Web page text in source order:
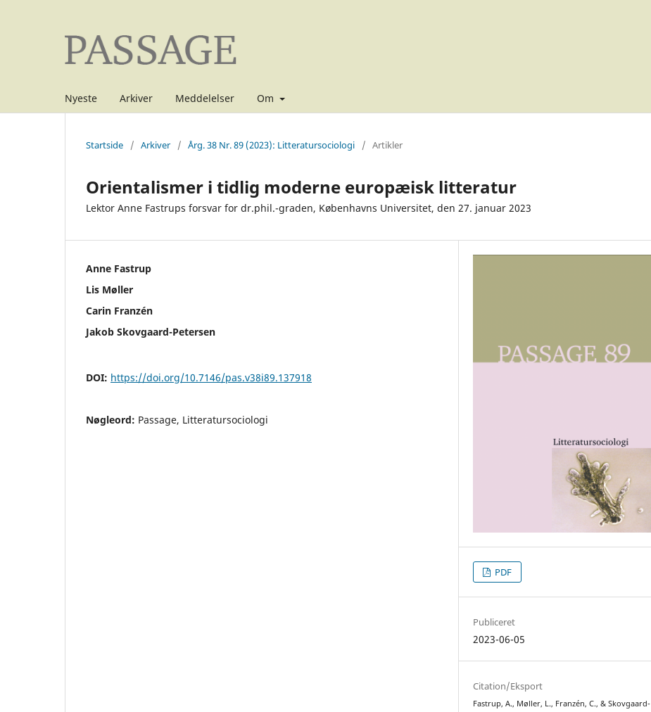
Nyeste Arkiver Meddelelser Om
Startside / Arkiver / Årg. 38 Nr. 89 (2023): Litteratursociologi / Artikler
Orientalismer i tidlig moderne europæisk litteratur
Lektor Anne Fastrups forsvar for dr.phil.-graden, Københavns Universitet, den 27. januar 2023
Anne Fastrup
Lis Møller
Carin Franzén
Jakob Skovgaard-Petersen
DOI: https://doi.org/10.7146/pas.v38i89.137918
Nøgleord: Passage, Litteratursociologi
PDF
Publiceret
2023-06-05
Citation/Eksport
Fastrup, A., Møller, L., Franzén, C., & Skovgaard-